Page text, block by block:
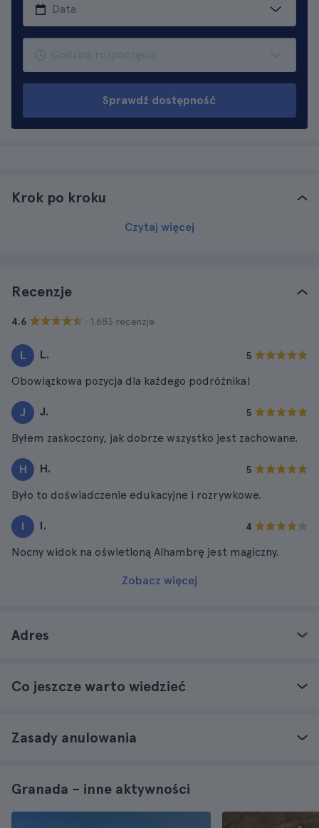
Sprawdź dostępność
Krok po kroku
Czytaj więcej
Recenzje
4.6 · 1.683 recenzje
L L. 5
Obowiązkowa pozycja dla każdego podróżnika!
J J. 5
Byłem zaskoczony, jak dobrze wszystko jest zachowane.
H H. 5
Było to doświadczenie edukacyjne i rozrywkowe.
I I. 4
Nocny widok na oświetloną Alhambrę jest magiczny.
Zobacz więcej
Adres
Co jeszcze warto wiedzieć
Zasady anulowania
Granada – inne aktywności